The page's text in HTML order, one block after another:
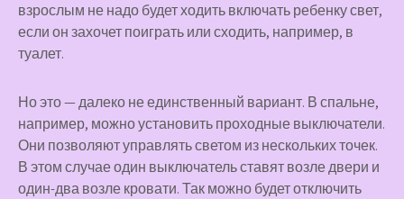
взрослым не надо будет ходить включать ребенку свет,
если он захочет поиграть или сходить, например, в
туалет.
Но это — далеко не единственный вариант. В спальне,
например, можно установить проходные выключатели.
Они позволяют управлять светом из нескольких точек.
В этом случае один выключатель ставят возле двери и
один-два возле кровати. Так можно будет отключить